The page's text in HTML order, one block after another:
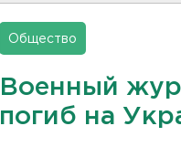
Общество
Военный
погиб на